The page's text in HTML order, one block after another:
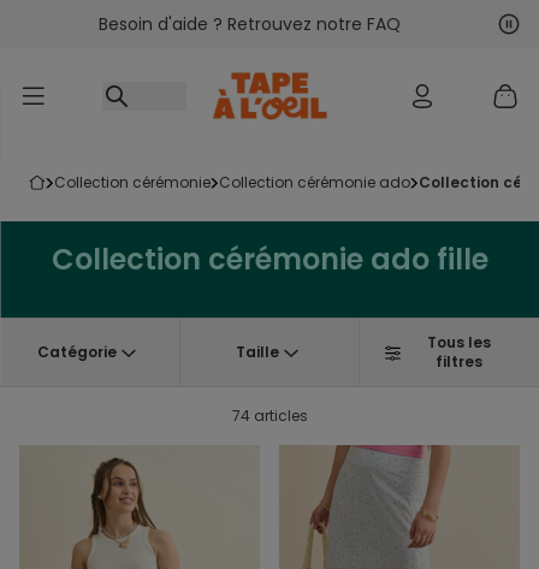
Accéder au contenu
Besoin d'aide ? Retrouvez notre FAQ
collection cérémonie collection cérémonie ado collection
Collection cérémonie ado fille
Catégorie Taille
Tous les
filtres
74 articles